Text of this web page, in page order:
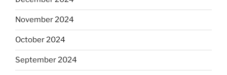
November 2024
October 2024
September 2024